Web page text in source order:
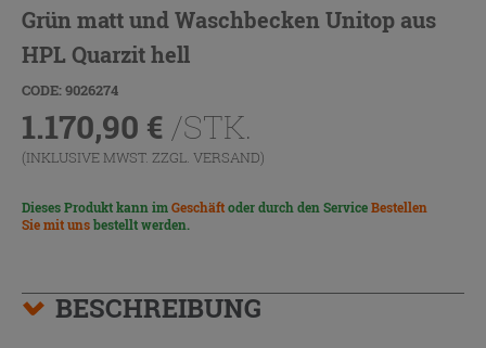
Grün matt und Waschbecken Unitop aus
HPL Quarzit hell
CODE: 9026274
1.170,90 € /STK.
(INKLUSIVE MWST. ZZGL. VERSAND)
Dieses Produkt kann imGeschäftoder durch den ServiceBestellen
Sie mit unsbestellt werden.
BESCHREIBUNG